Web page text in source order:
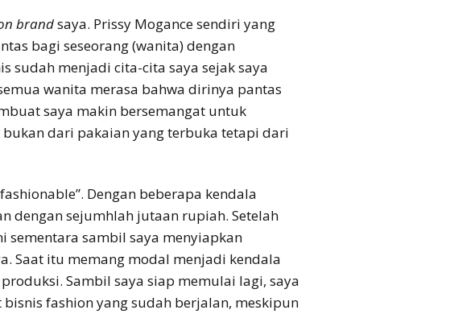
brandsaya. Prissy Mogance sendiri yang
bagi seseorang (wanita) dengan
sudah menjadi cita-cita saya sejak saya
wanita merasa bahwa dirinya pantas
saya makin bersemangat untuk
dari pakaian yang terbuka tetapi dari
Dengan beberapa kendala
dengan sejumhlah jutaan rupiah. Setelah
sementara sambil saya menyiapkan
Saat itu memang modal menjadi kendala
Sambil saya siap memulai lagi, saya
fashion yang sudah berjalan, meskipun